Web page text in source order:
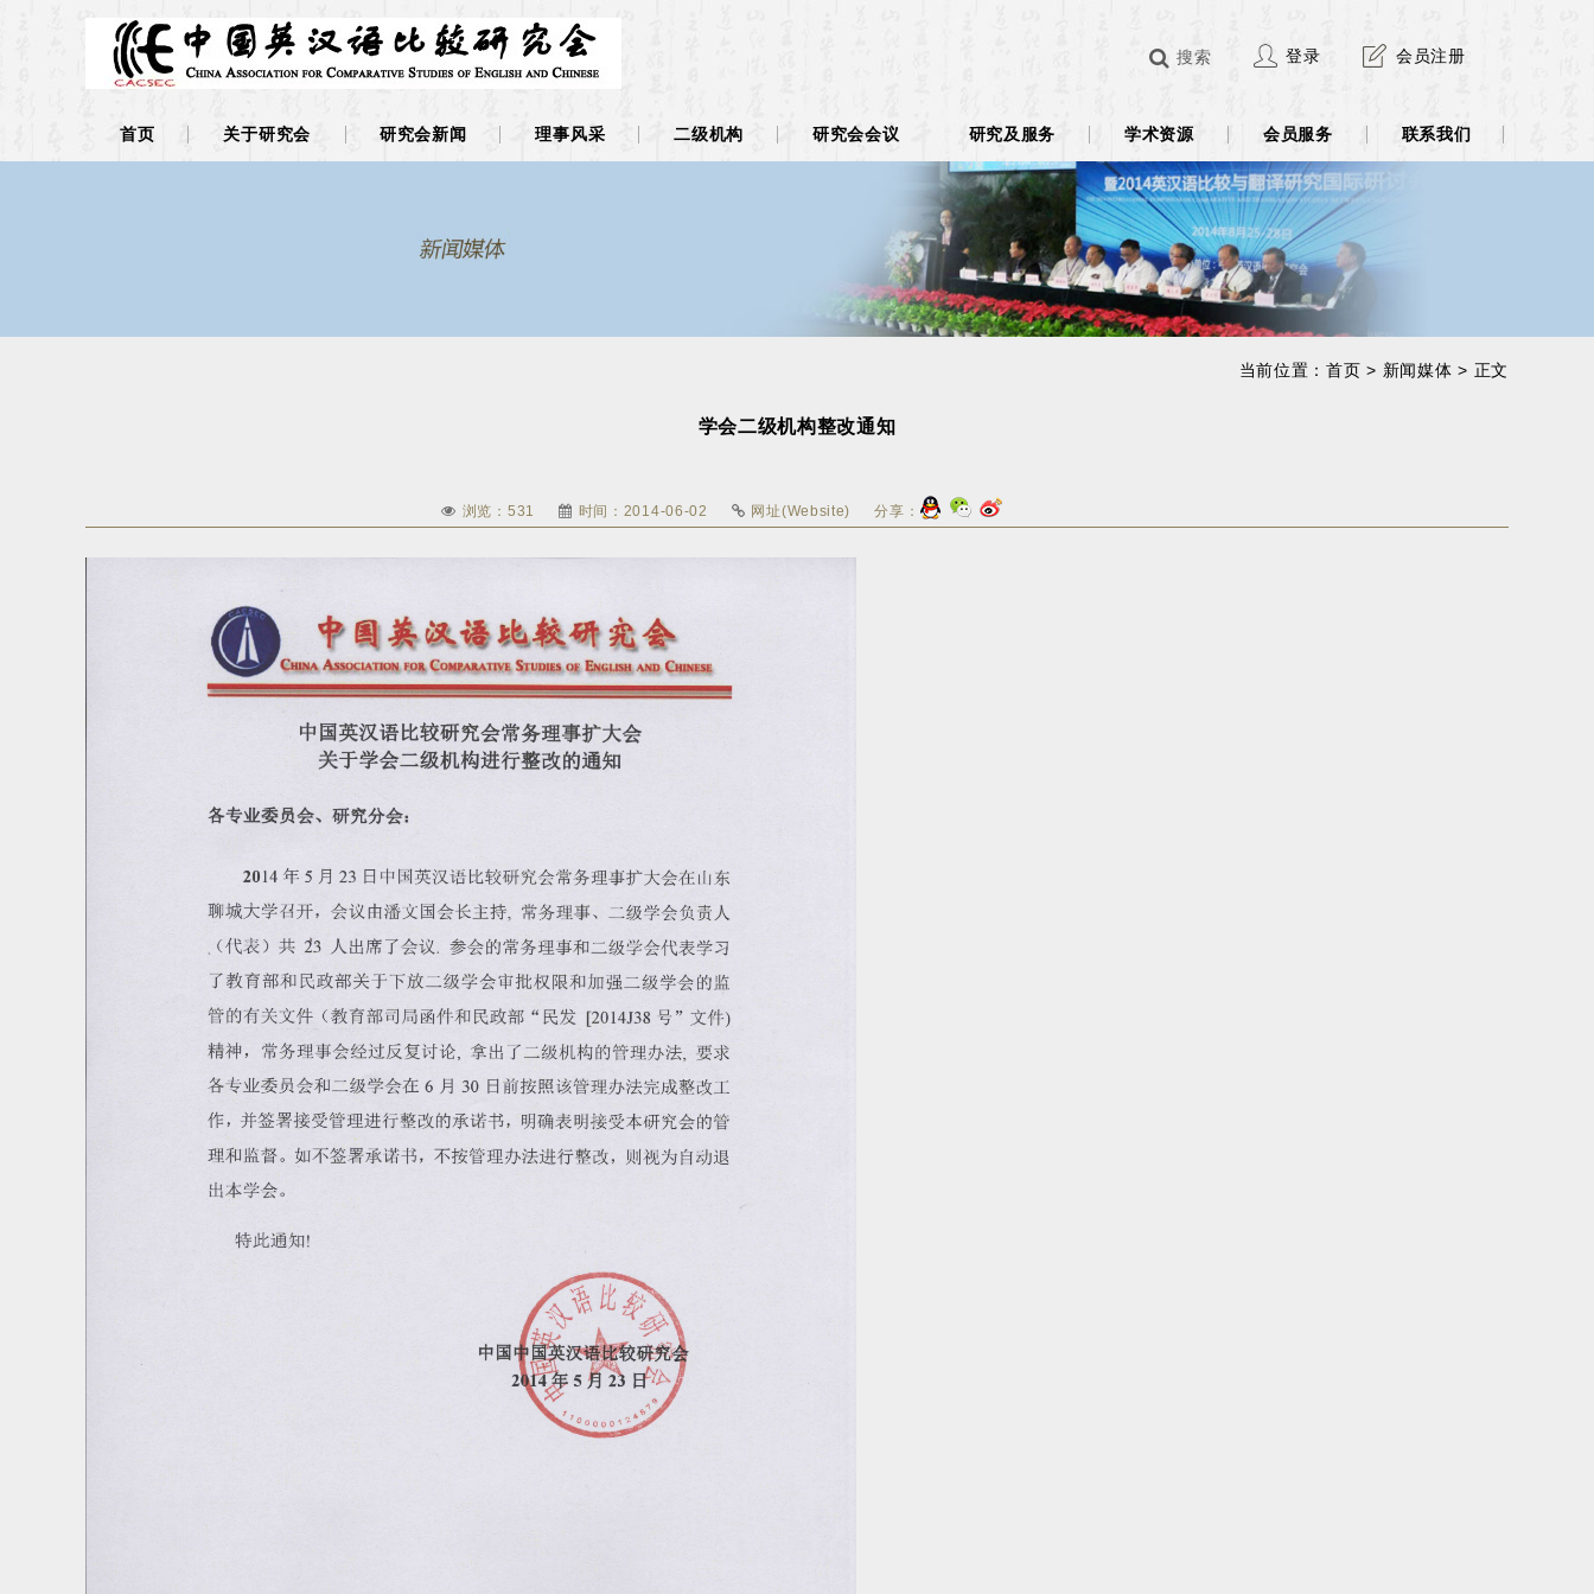
搜索 登录 会员注册
首页 关于研究会 研究会新闻 理事风采 二级机构 研究会会议 研究及服务 学术资源 会员服务 联系我们
当前位置：首页 > 新闻媒体 > 正文
学会二级机构整改通知
浏览： 531 时间：2014-06-02 网址(Website) 分享：